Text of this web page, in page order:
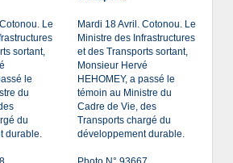
Le
sortant,
le
du
du
durable.
Mardi 18 Avril. Cotonou. Le
Ministre des Infrastructures
et des Transports sortant,
Monsieur Hervé
HEHOMEY, a passé le
témoin au Ministre du
Cadre de Vie, des
Transports chargé du
développement durable.